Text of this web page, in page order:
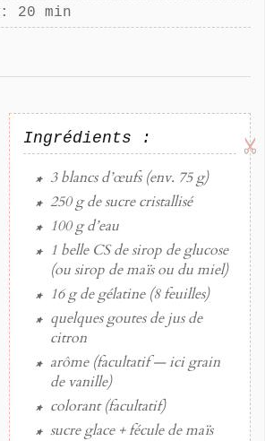
: 20 min
Ingrédients :
3 blancs d’œufs(env. 75 g)
250 gdesucre cristallisé
100 gd’eau
1 belle CSdesirop de glucose
(ou sirop de maïs ou du miel)
16 gdegélatine(8 feuilles)
quelques goutesdejus de
citron
arôme (facultatif — ici grain
de vanille)
colorant (facultatif)
sucre glace + fécule de maïs